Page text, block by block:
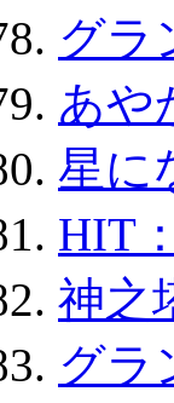
グラ
あや
星に
HIT
神之
グラ